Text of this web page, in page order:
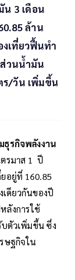
3 เดือน
ล้าน
งเที่ยวฟื้นทำ
วนน้ำมัน
ร/วัน เพิ่มขึ้น
ธุรกิจพลังงาน
รมาส 1 ปี
อยู่ที่ 160.85
ดียวกันของปี
ลังการใช้
ตัวเพิ่มขึ้น ซึ่ง
ษฐกิจใน